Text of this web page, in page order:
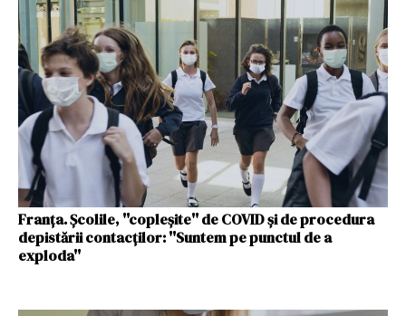
Franța. Şcolile, ''copleşite'' de COVID şi de procedura
depistării contacţilor: ''Suntem pe punctul de a
exploda''